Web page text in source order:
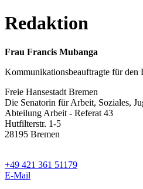
Redaktion
Frau Francis Mubanga
Kommunikationsbeauftragte für den
Freie Hansestadt Bremen
Die Senatorin für Arbeit, Soziales,
Abteilung Arbeit - Referat 43
Hutfilterstr. 1-5
28195 Bremen
+49 421 361 51179
E-Mail